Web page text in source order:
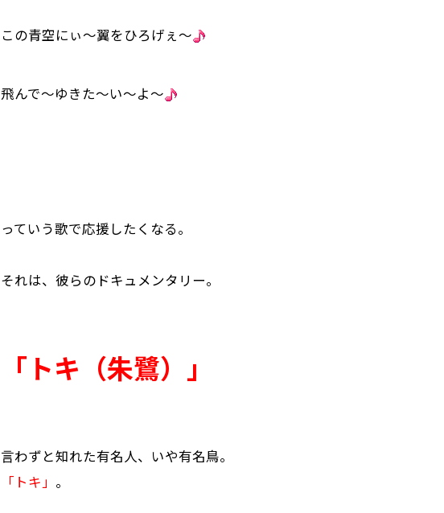
この青空にぃ～翼をひろげぇ～
飛んで～ゆきた～い～よ～
っていう歌で応援したくなる。
それは、彼らのドキュメンタリー。
「トキ（朱鷺）」
言わずと知れた有名人、いや有名鳥。
「トキ」 。